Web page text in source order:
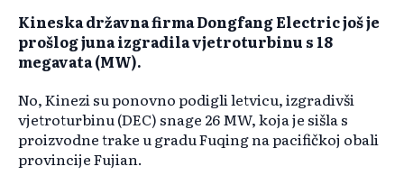
Kineska državna firma Dongfang Electric još je
prošlog juna izgradila vjetroturbinu s 18
megavata (MW).
No, Kinezi su ponovno podigli letvicu, izgradivši
vjetroturbinu (DEC) snage 26 MW, koja je sišla s
proizvodne trake u gradu Fuqing na pacifičkoj obali
provincije Fujian.